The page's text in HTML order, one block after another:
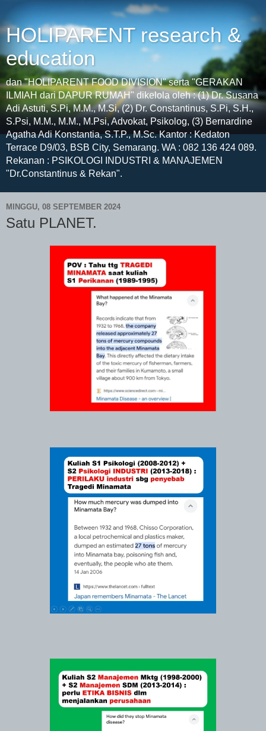
HOLIPARENT research &
education
dan "HOLIPARENT FOOD DIVISION" serta "GERAKAN
ILMIAH dari DAPUR RUMAH" dikelola oleh : (1) Dr. Susana
Adi Astuti, S.Pi, M.M., M.Si, (2) Dr. Constantinus, S.Pi, S.H.,
S.Psi, M.M., M.M., M.Psi, Advokat, Psikolog, (3) Bernardine
Agatha Adi Konstantia, S.T.P., M.Sc. Kantor : Kedaton
Terrace D9/03, BSB City, Semarang. WA : 082 136 424 089.
Rekanan : PSIKOLOGI INDUSTRI & MANAJEMEN
"Dr.Constantinus & Rekan".
MINGGU, 08 SEPTEMBER 2024
Satu PLANET.